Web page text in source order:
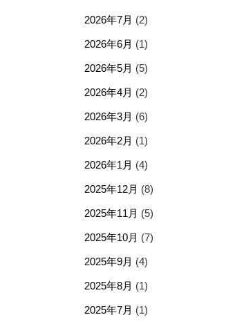
2026年7月 (2)
2026年6月 (1)
2026年5月 (5)
2026年4月 (2)
2026年3月 (6)
2026年2月 (1)
2026年1月 (4)
2025年12月 (8)
2025年11月 (5)
2025年10月 (7)
2025年9月 (4)
2025年8月 (1)
2025年7月 (1)